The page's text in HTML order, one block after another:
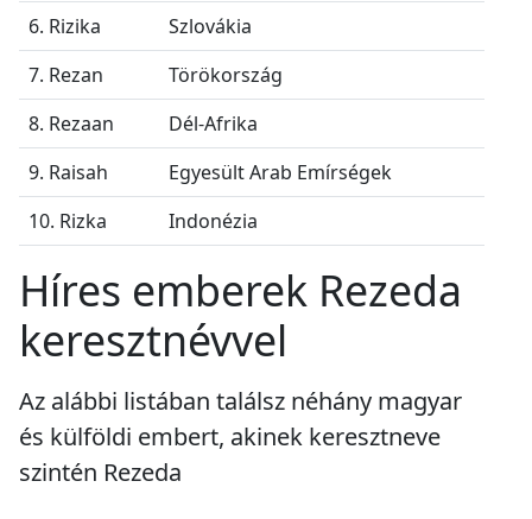
6. Rizika
Szlovákia
7. Rezan
Törökország
8. Rezaan
Dél-Afrika
9. Raisah
Egyesült Arab Emírségek
10. Rizka
Indonézia
Híres emberek Rezeda
keresztnévvel
Az alábbi listában találsz néhány magyar
és külföldi embert, akinek keresztneve
szintén Rezeda